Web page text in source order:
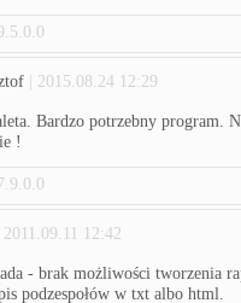
| 2015.08.24 12:29
Bardzo potrzebny program.
!
| 2011.09.11 12:42
- brak możliwości tworzenia
podzespołów w txt albo html.